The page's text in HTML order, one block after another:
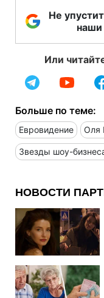
Не
наши
Или
Больше по теме:
Евровидение Оля
Звезды шоу-